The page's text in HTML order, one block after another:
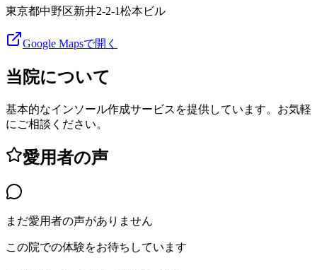
東京都中野区新井2-2-1松本ビル
Google Mapsで開く
当院について
基本的なインソール作成サービスを提供しています。お気軽
にご相談ください。
愛用者の声
まだ愛用者の声がありません
この院での体験をお待ちしています